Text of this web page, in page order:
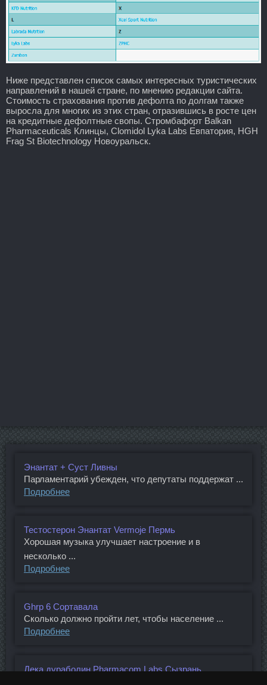
Ниже представлен список самых интересных туристических
направлений в нашей стране, по мнению редакции сайта.
Стоимость страхования против дефолта по долгам также
выросла для многих из этих стран, отразившись в росте цен
на кредитные дефолтные свопы. Стромбафорт Balkan
Pharmaceuticals Клинцы, Clomidol Lyka Labs Евпатория, HGH
Frag St Biotechnology Новоуральск.
Энантат + Суст Ливны
Парламентарий убежден, что депутаты поддержат ...
Подробнее
Тестостерон Энантат Vermoje Пермь
Хорошая музыка улучшает настроение и в
несколько ...
Подробнее
Ghrp 6 Сортавала
Сколько должно пройти лет, чтобы население ...
Подробнее
Дека дураболин Pharmacom Labs Сызрань